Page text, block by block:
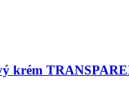
krém